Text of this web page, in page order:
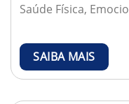
Saúde Física,
SAIBA MAIS